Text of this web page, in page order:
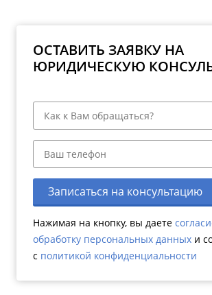
ОСТАВИТЬ ЗАЯВКУ НА
ЮРИДИЧЕСКУЮ
Записаться на консультацию
Нажимая на кнопку, вы даете
обработку персональных данных и
c политикой конфиденциальности